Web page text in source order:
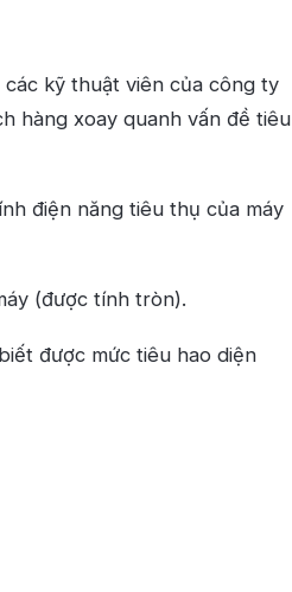
kỹ thuật viên của công ty
hàng xoay quanh vấn đề tiêu
điện năng tiêu thụ của máy
(được tính tròn).
được mức tiêu hao diện